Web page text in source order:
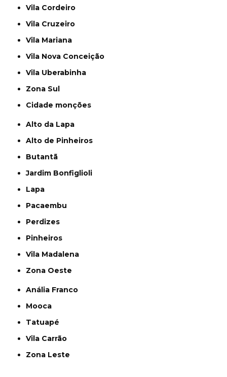
Vila Cordeiro
Vila Cruzeiro
Vila Mariana
Vila Nova Conceição
Vila Uberabinha
Zona Sul
cidade monções
Alto da Lapa
Alto de Pinheiros
Butantã
Jardim Bonfiglioli
Lapa
Pacaembu
Perdizes
Pinheiros
Vila Madalena
Zona Oeste
Anália Franco
Mooca
Tatuapé
Vila Carrão
Zona Leste